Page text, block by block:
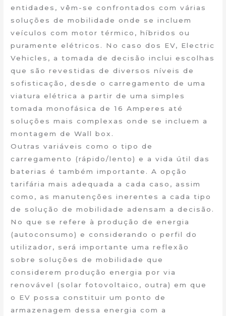
entidades, vêm-se confrontados com várias
soluções de mobilidade onde se incluem
veículos com motor térmico, híbridos ou
puramente elétricos. No caso dos EV, Electric
Vehicles, a tomada de decisão inclui escolhas
que são revestidas de diversos níveis de
sofisticação, desde o carregamento de uma
viatura elétrica a partir de uma simples
tomada monofásica de 16 Amperes até
soluções mais complexas onde se incluem a
montagem de Wall box.
Outras variáveis como o tipo de
carregamento (rápido/lento) e a vida útil das
baterias é também importante. A opção
tarifária mais adequada a cada caso, assim
como, as manutenções inerentes a cada tipo
de solução de mobilidade adensam a decisão.
No que se refere à produção de energia
(autoconsumo) e considerando o perfil do
utilizador, será importante uma reflexão
sobre soluções de mobilidade que
considerem produção energia por via
renovável (solar fotovoltaico, outra) em que
o EV possa constituir um ponto de
armazenagem dessa energia com a